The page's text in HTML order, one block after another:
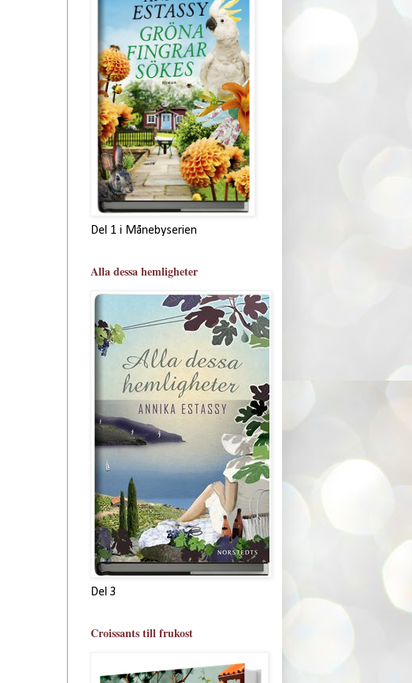
Del 1 i Månebyserien
Alla dessa hemligheter
Del 3
Croissants till frukost